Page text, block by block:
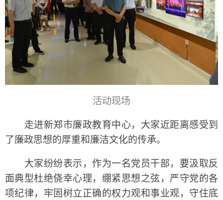
活动现场
走进新郑市廉政教育中心，大家近距离感受到
了廉政思想的厚重和廉洁文化的传承。
大家纷纷表示，作为一名党员干部，要汲取反
面典型杜绝侥幸心理，绷紧思想之弦，严守党的各
项纪律，牢固树立正确的权力观和事业观，守住底